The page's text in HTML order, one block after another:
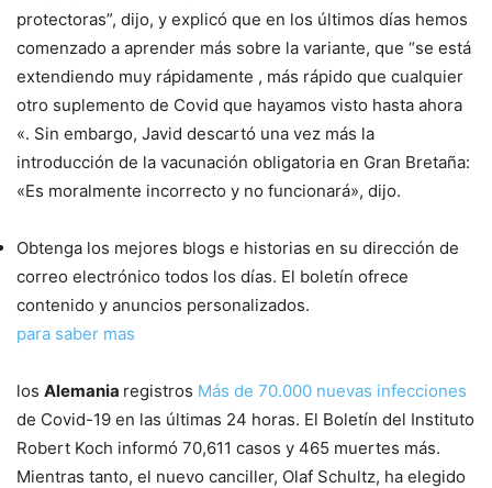
protectoras”, dijo, y explicó que en los últimos días hemos
comenzado a aprender más sobre la variante, que “se está
extendiendo muy rápidamente , más rápido que cualquier
otro suplemento de Covid que hayamos visto hasta ahora
«. Sin embargo, Javid descartó una vez más la
introducción de la vacunación obligatoria en Gran Bretaña:
«Es moralmente incorrecto y no funcionará», dijo.
Obtenga los mejores blogs e historias en su dirección de
correo electrónico todos los días. El boletín ofrece
contenido y anuncios personalizados.
para saber mas
los Alemania registros Más de 70.000 nuevas infecciones
de Covid-19 en las últimas 24 horas. El Boletín del Instituto
Robert Koch informó 70,611 casos y 465 muertes más.
Mientras tanto, el nuevo canciller, Olaf Schultz, ha elegido